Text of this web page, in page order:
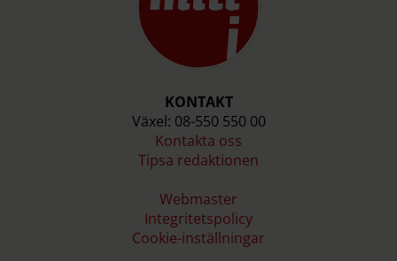
KONTAKT
Växel: 08-550 550 00
Kontakta oss
Tipsa redaktionen
Webmaster
Integritetspolicy
Cookie-inställningar